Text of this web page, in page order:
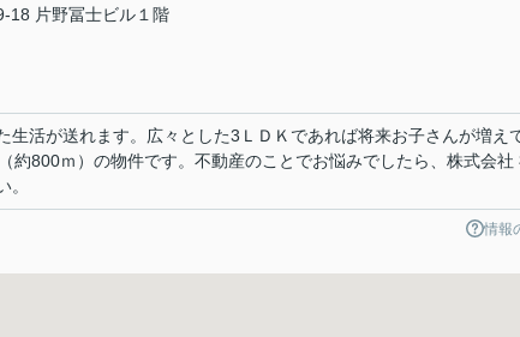
18 片野冨士ビル１階
生活が送れます。広々とした3ＬＤＫであれば将来お子さんが増え
約800ｍ）の物件です。不動産のことでお悩みでしたら、株式会社
。
情報